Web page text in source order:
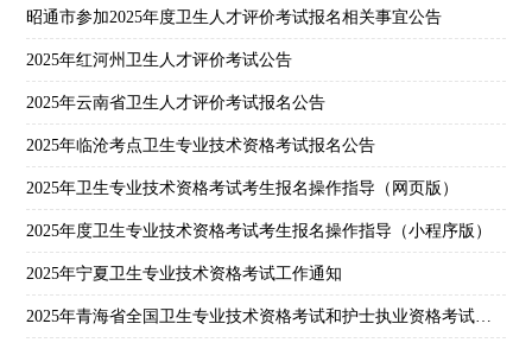
昭通市参加2025年度卫生人才评价考试报名相关事宜公告
2025年红河州卫生人才评价考试公告
2025年云南省卫生人才评价考试报名公告
2025年临沧考点卫生专业技术资格考试报名公告
2025年卫生专业技术资格考试考生报名操作指导（网页版）
2025年度卫生专业技术资格考试考生报名操作指导（小程序版）
2025年宁夏卫生专业技术资格考试工作通知
2025年青海省全国卫生专业技术资格考试和护士执业资格考试通知